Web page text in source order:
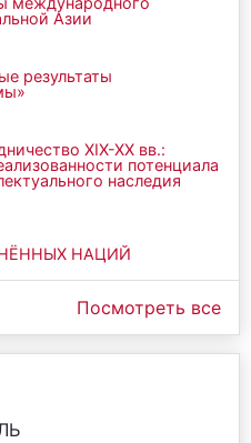
Азии
результаты
ХIХ-ХХ вв.:
потенциала
наследия
НАЦИЙ
Посмотреть все